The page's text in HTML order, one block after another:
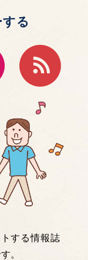
る
する情報誌
。